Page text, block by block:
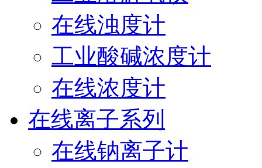
在线浊度计
工业酸碱浓度计
在线浓度计
在线离子系列
在线钠离子计